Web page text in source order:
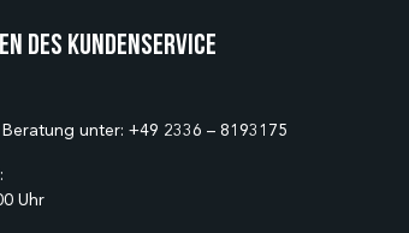
des Kundenservice
unter: +49 2336 – 8193175
Uhr